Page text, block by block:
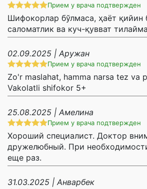
Прием у врача подтвержден
Шифокорлар бўлмаса, ҳаёт қийин
саломатлик ва куч-қувват
02.09.2025 | Аружан
Прием у врача подтвержден
Zo'r maslahat, hamma narsa tez va
Vakolatli shifokor 5+
25.08.2025 | Амелина
Прием у врача подтвержден
Хороший специалист. Доктор
дружелюбный. При
еще раз.
31.03.2025 | Анварбек